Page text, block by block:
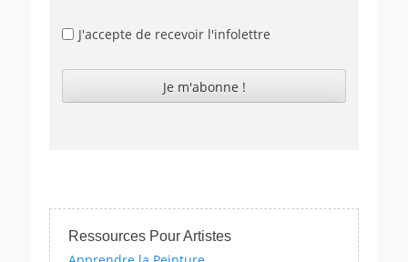
J'accepte de recevoir l'infolettre
Ressources Pour Artistes